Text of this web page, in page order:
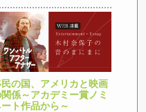
の国、アメリカと映画
係～アカデミー賞ノミ
ト作品から～